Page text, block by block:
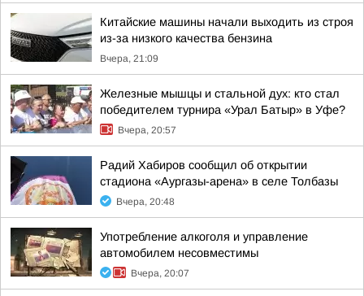
Китайские машины начали выходить из строя
из-за низкого качества бензина
Вчера, 21:09
Железные мышцы и стальной дух: кто стал
победителем турнира «Урал Батыр» в Уфе?
Вчера, 20:57
Радий Хабиров сообщил об открытии
стадиона «Аургазы-арена» в селе Толбазы
Вчера, 20:48
Употребление алкоголя и управление
автомобилем несовместимы
Вчера, 20:07